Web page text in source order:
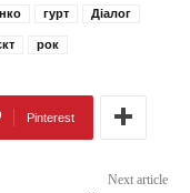
гурт Діалог
рок
Pinterest
Next article